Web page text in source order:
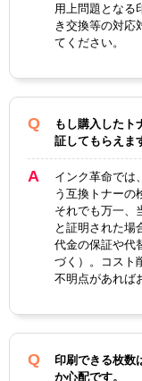
用上問題となる
き交換等の対応
てください。
もし購入したト
証してもらえま
インク革命では
う互換トナーの
それでも万一、
と証明された場
代金の保証や代
づく）。コスト
不明点があれば
印刷できる枚数
か心配です。